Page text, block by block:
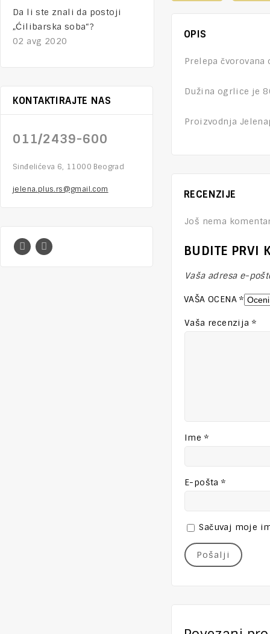
OPIS
Prelepa
Dužina ogrlice je
Proizvodnja
RECENZIJE
Još nema
BUDITE PRVI
Vaša adresa e-
VAŠA OCENA*
Vaša recenzija*
Ime *
E-pošta*
Sačuvaj moje
Da li ste znali da postoji
„Ćilibarska soba“?
02 avg 2020
KONTAKTIRAJTE NAS
011/2439-600
Sinđelićeva 6, 11000 Beograd
jelena.plus.rs@gmail.com